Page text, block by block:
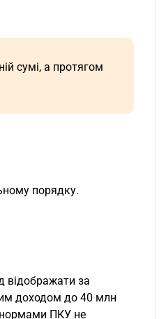
сумі, а протягом
порядку.
відображати за
доходом до 40 млн
нормами ПКУ не